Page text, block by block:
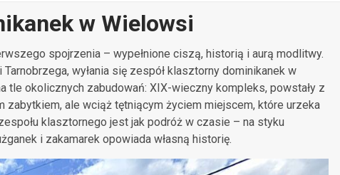
w Wielowsi
spojrzenia – wypełnione ciszą, historią i aurą modlitwy.
wyłania się zespół klasztorny dominikanek w
tle okolicznych zabudowań: XIX-wieczny kompleks, powstały z
zabytkiem, ale wciąż tętniącym życiem miejscem, które urzeka
klasztornego jest jak podróż w czasie – na styku
i zakamarek opowiada własną historię.